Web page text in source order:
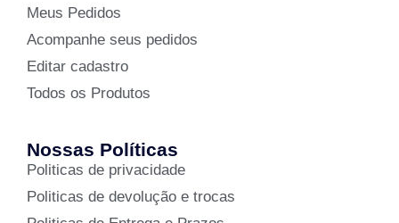
Meus Pedidos
Acompanhe seus pedidos
Editar cadastro
Todos os Produtos
Nossas Políticas
Politicas de privacidade
Politicas de devolução e trocas